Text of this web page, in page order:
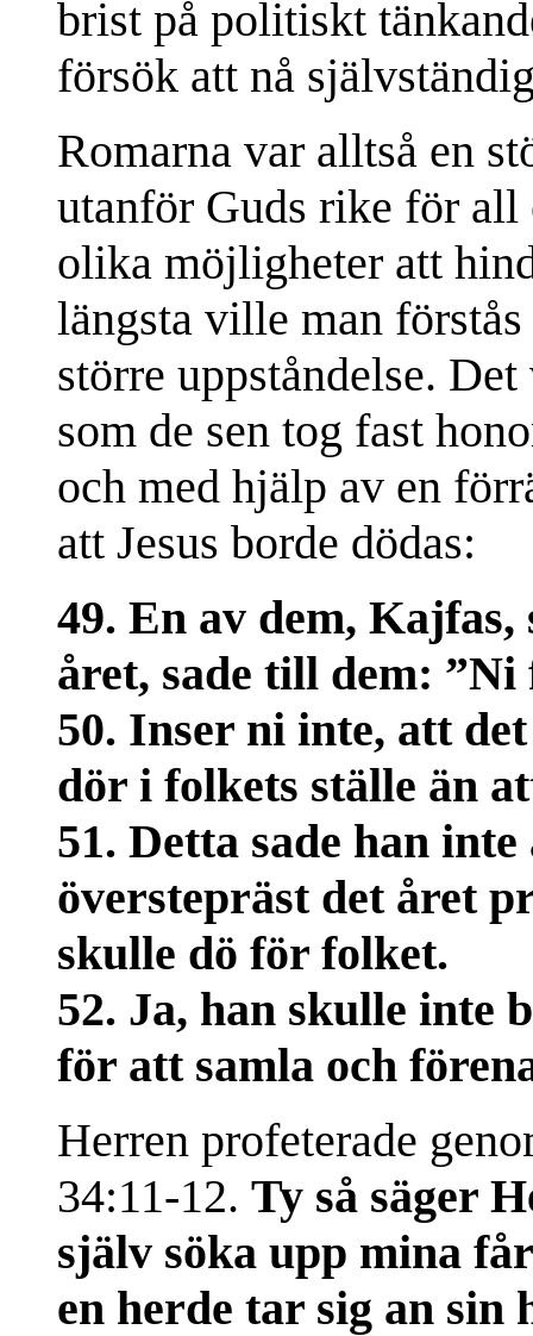
brist på politiskt
försök att nå
Romarna var alltså en
utanför Guds rike för
olika möjligheter att
längsta ville man
större uppståndelse.
som de sen tog fast
och med hjälp av en
att Jesus borde dödas:
49. En av dem,
året, sade till dem:
50. Inser ni inte, att
dör i folkets ställe än
51. Detta sade han
överstepräst det året
skulle dö för folket.
52. Ja, han skulle inte
för att samla och
Herren profeterade
34:11-12. Ty så säger
själv söka upp mina
en herde tar sig an